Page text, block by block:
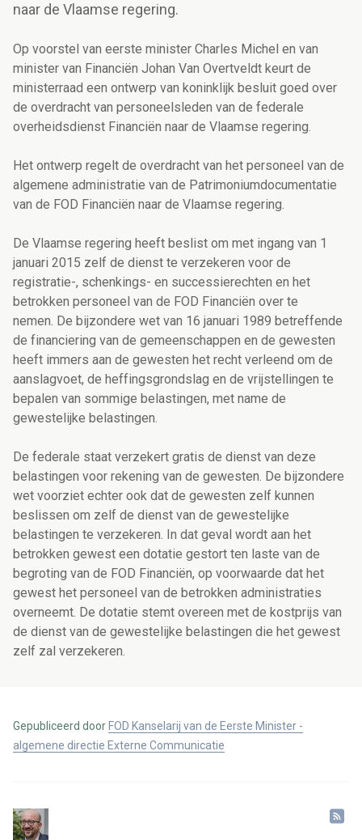
naar de Vlaamse regering.
Op voorstel van eerste minister Charles Michel en van
minister van Financiën Johan Van Overtveldt keurt de
ministerraad een ontwerp van koninklijk besluit goed over
de overdracht van personeelsleden van de federale
overheidsdienst Financiën naar de Vlaamse regering.
Het ontwerp regelt de overdracht van het personeel van de
algemene administratie van de Patrimoniumdocumentatie
van de FOD Financiën naar de Vlaamse regering.
De Vlaamse regering heeft beslist om met ingang van 1
januari 2015 zelf de dienst te verzekeren voor de
registratie-, schenkings- en successierechten en het
betrokken personeel van de FOD Financiën over te
nemen. De bijzondere wet van 16 januari 1989 betreffende
de financiering van de gemeenschappen en de gewesten
heeft immers aan de gewesten het recht verleend om de
aanslagvoet, de heffingsgrondslag en de vrijstellingen te
bepalen van sommige belastingen, met name de
gewestelijke belastingen.
De federale staat verzekert gratis de dienst van deze
belastingen voor rekening van de gewesten. De bijzondere
wet voorziet echter ook dat de gewesten zelf kunnen
beslissen om zelf de dienst van de gewestelijke
belastingen te verzekeren. In dat geval wordt aan het
betrokken gewest een dotatie gestort ten laste van de
begroting van de FOD Financiën, op voorwaarde dat het
gewest het personeel van de betrokken administraties
overneemt. De dotatie stemt overeen met de kostprijs van
de dienst van de gewestelijke belastingen die het gewest
zelf zal verzekeren.
Gepubliceerd door FOD Kanselarij van de Eerste Minister -
algemene directie Externe Communicatie